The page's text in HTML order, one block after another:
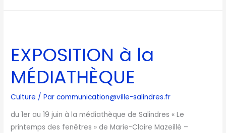
EXPOSITION à la
MÉDIATHÈQUE
Culture / Parcommunication@ville-salindres.fr
du 1er au 19 juin à la médiathèque de Salindres « Le
printemps des fenêtres » de Marie-Claire Mazeillé –
la
MÉDIATHÈQUE